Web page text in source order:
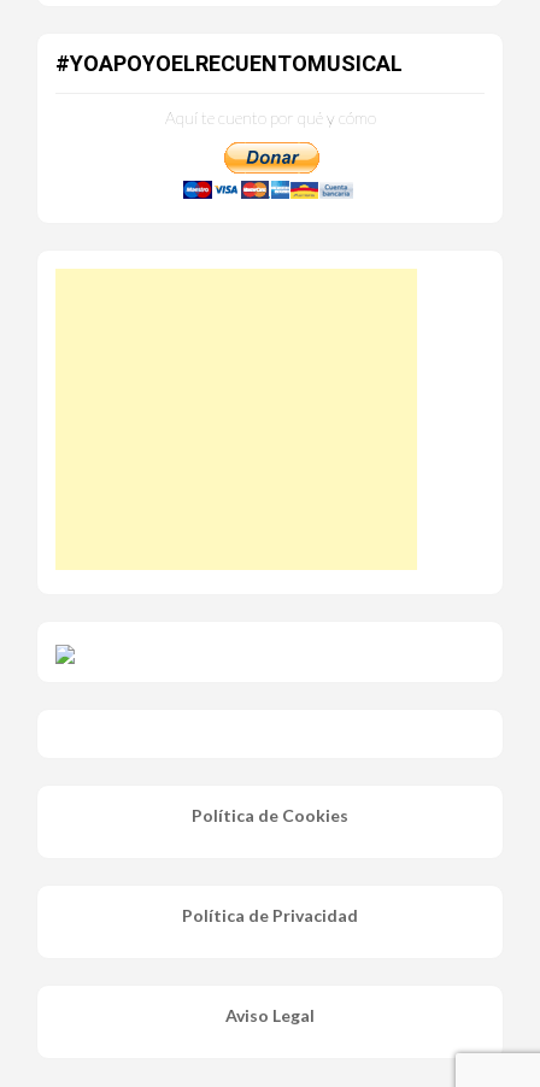
#YOAPOYOELRECUENTOMUSICAL
Aquí te cuento por qué y cómo
Política de Cookies
Política de Privacidad
Aviso Legal